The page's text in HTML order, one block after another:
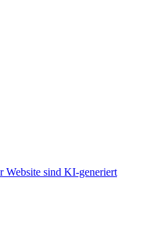
Website sind KI-generiert